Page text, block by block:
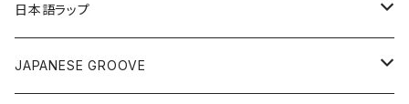
12"/7"
80'S OLD SCHOOL
LP
日本語ラップ
12"/7"
JAPANESE GROOVE